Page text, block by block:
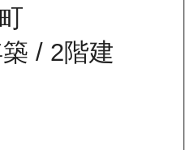
/ 2階建